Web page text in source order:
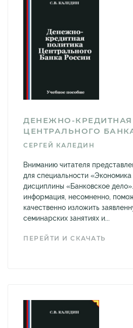
ДЕНЕЖНО-
ЦЕНТРАЛЬНОГО
СЕРГЕЙ КАЛЕДИН
Вниманию читателя
для специальности
дисциплины «Банковское
информация, несомненно,
качественно изложить
семинарских занятиях и...
ПЕРЕЙТИ И СКАЧАТЬ